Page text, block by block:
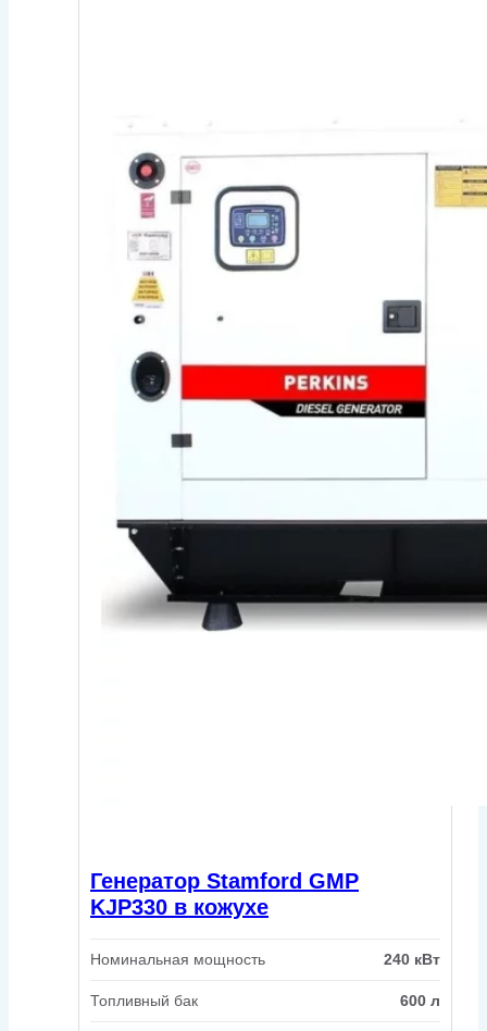
Генератор Stamford GMP
KJP330 в кожухе
Номинальная мощность 240 кВт
Топливный бак 600 л